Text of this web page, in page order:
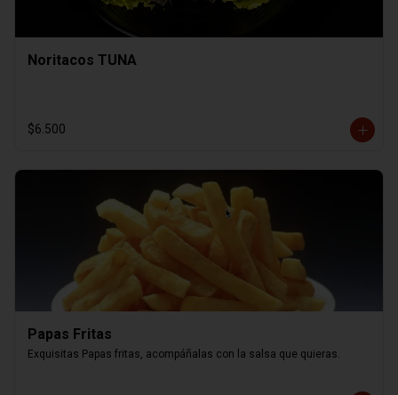
Noritacos TUNA
$6.500
Papas Fritas
Exquisitas Papas fritas, acompáñalas con la salsa que quieras.